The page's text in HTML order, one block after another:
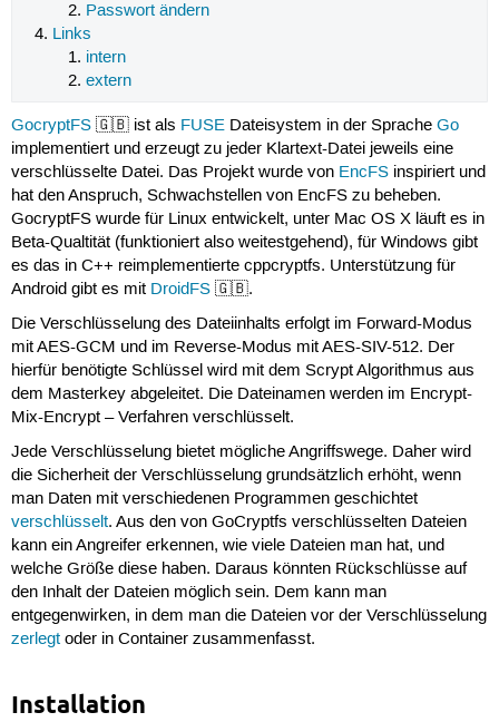
Passwort ändern
Links
intern
extern
GocryptFS🇬🇧 ist als FUSEDateisystem in der Sprache Go
implementiert und erzeugt zu jeder Klartext-Datei jeweils eine
verschlüsselte Datei. Das Projekt wurde von EncFSinspiriert und
hat den Anspruch, Schwachstellen von EncFS zu beheben.
GocryptFS wurde für Linux entwickelt, unter Mac OS X läuft es in
Beta-Qualtität (funktioniert also weitestgehend), für Windows gibt
es das in C++ reimplementierte cppcryptfs. Unterstützung für
Android gibt es mit DroidFS🇬🇧.
Die Verschlüsselung des Dateiinhalts erfolgt im Forward-Modus
mit AES-GCM und im Reverse-Modus mit AES-SIV-512. Der
hierfür benötigte Schlüssel wird mit dem Scrypt Algorithmus aus
dem Masterkey abgeleitet. Die Dateinamen werden im Encrypt-
Mix-Encrypt – Verfahren verschlüsselt.
Jede Verschlüsselung bietet mögliche Angriffswege. Daher wird
die Sicherheit der Verschlüsselung grundsätzlich erhöht, wenn
man Daten mit verschiedenen Programmen geschichtet
verschlüsselt. Aus den von GoCryptfs verschlüsselten Dateien
kann ein Angreifer erkennen, wie viele Dateien man hat, und
welche Größe diese haben. Daraus könnten Rückschlüsse auf
den Inhalt der Dateien möglich sein. Dem kann man
entgegenwirken, in dem man die Dateien vor der Verschlüsselung
zerlegtoder in Container zusammenfasst.
Installation